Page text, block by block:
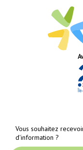
Vous souhaitez
d'information ?